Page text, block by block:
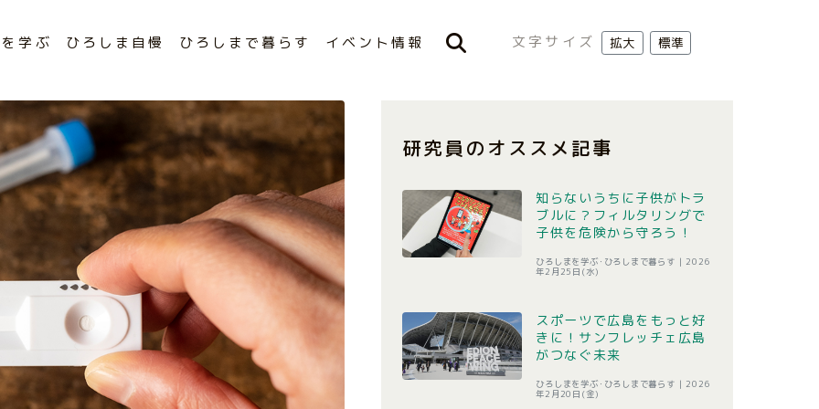
学ぶ ひろしま自慢 ひろしまで暮らす イベント情報 文字サイズ 拡大 標準
研究員のオススメ記事
知らないうちに子供がトラ
ブルに？フィルタリングで
子供を危険から守ろう！
ひろしまを学ぶ･ひろしまで暮らす | 2026
年2月25日(水)
スポーツで広島をもっと好
きに！サンフレッチェ広島
がつなぐ未来
ひろしまを学ぶ･ひろしまで暮らす | 2026
年2月20日(金)